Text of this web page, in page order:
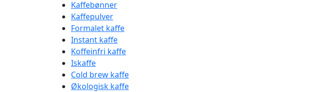
Kaffebønner
Kaffepulver
Formalet kaffe
Instant kaffe
Koffeinfri kaffe
Iskaffe
Cold brew kaffe
Økologisk kaffe